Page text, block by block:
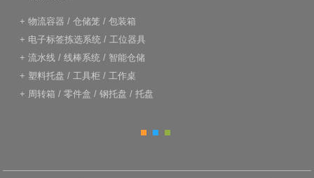
+ 物流容器 / 仓储笼 / 包装箱
+ 电子标签拣选系统 / 工位器具
+ 流水线 / 线棒系统 / 智能仓储
+ 塑料托盘 / 工具柜 / 工作桌
+ 周转箱 / 零件盒 / 钢托盘 / 托盘